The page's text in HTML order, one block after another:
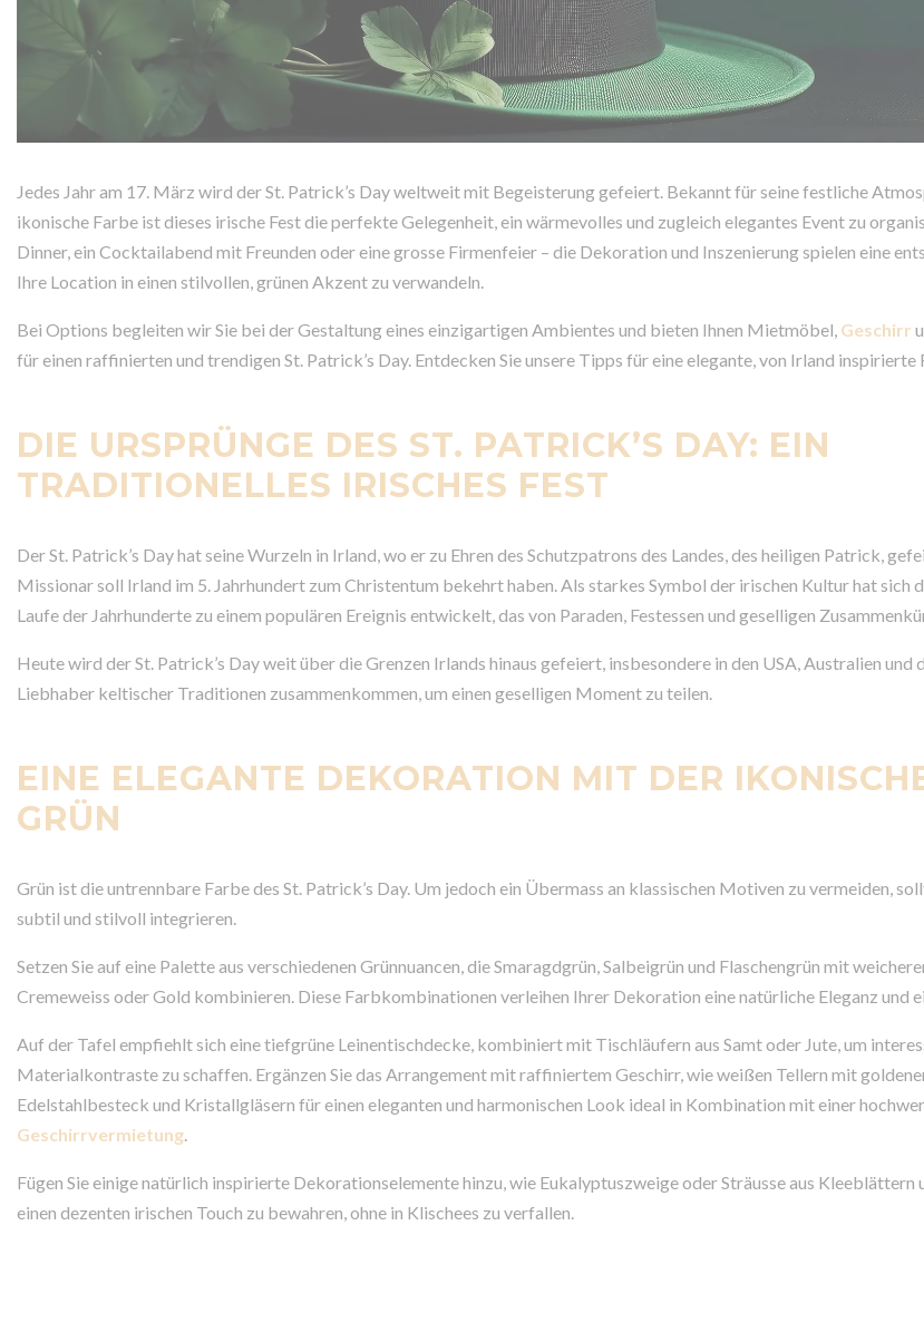
Jedes Jahr am 17. März wird der St. Patrick’s Day weltweit mit Begeisterung gefeiert. Bekannt für seine festliche
ikonische Farbe ist dieses irische Fest die perfekte Gelegenheit, ein wärmevolles und zugleich elegantes Event zu
Dinner, ein Cocktailabend mit Freunden oder eine grosse Firmenfeier – die Dekoration und Inszenierung spielen eine
Ihre Location in einen stilvollen, grünen Akzent zu verwandeln.
Bei Options begleiten wir Sie bei der Gestaltung eines einzigartigen Ambientes und bieten Ihnen Mietmöbel, Geschirr
für einen raffinierten und trendigen St. Patrick’s Day. Entdecken Sie unsere Tipps für eine elegante, von Irland inspirierte
DIE URSPRÜNGE DES ST. PATRICK’S DAY: EIN
TRADITIONELLES IRISCHES FEST
Der St. Patrick’s Day hat seine Wurzeln in Irland, wo er zu Ehren des Schutzpatrons des Landes, des heiligen Patrick,
Missionar soll Irland im 5. Jahrhundert zum Christentum bekehrt haben. Als starkes Symbol der irischen Kultur hat sich
Laufe der Jahrhunderte zu einem populären Ereignis entwickelt, das von Paraden, Festessen und geselligen
Heute wird der St. Patrick’s Day weit über die Grenzen Irlands hinaus gefeiert, insbesondere in den USA, Australien und
Liebhaber keltischer Traditionen zusammenkommen, um einen geselligen Moment zu teilen.
EINE ELEGANTE DEKORATION MIT DER
GRÜN
Grün ist die untrennbare Farbe des St. Patrick’s Day. Um jedoch ein Übermass an klassischen Motiven zu vermeiden,
subtil und stilvoll integrieren.
Setzen Sie auf eine Palette aus verschiedenen Grünnuancen, die Smaragdgrün, Salbeigrün und Flaschengrün mit
Cremeweiss oder Gold kombinieren. Diese Farbkombinationen verleihen Ihrer Dekoration eine natürliche Eleganz und
Auf der Tafel empfiehlt sich eine tiefgrüne Leinentischdecke, kombiniert mit Tischläufern aus Samt oder Jute, um
Materialkontraste zu schaffen. Ergänzen Sie das Arrangement mit raffiniertem Geschirr, wie weißen Tellern mit
Edelstahlbesteck und Kristallgläsern für einen eleganten und harmonischen Look ideal in Kombination mit einer
Geschirrvermietung.
Fügen Sie einige natürlich inspirierte Dekorationselemente hinzu, wie Eukalyptuszweige oder Sträusse aus Kleeblättern
einen dezenten irischen Touch zu bewahren, ohne in Klischees zu verfallen.